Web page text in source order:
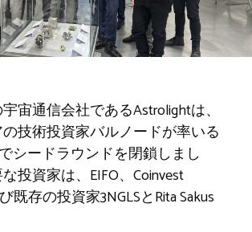
宙通信会社であるAstrolightは、
技術投資家バルノードが率いる
シードラウンドを閉鎖しまし
投資家は、EIFO、Coinvest
既存の投資家3NGLSとRita Sakus